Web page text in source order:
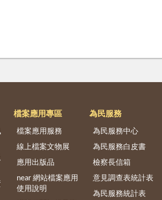
檔案應用專區
檔案應用服務
線上檔案文物展
應用出版品
near 網站檔案應用
使用說明
為民服務
為民服務中心
為民服務白皮書
檢察長信箱
意見調查表統計表
為民服務統計表